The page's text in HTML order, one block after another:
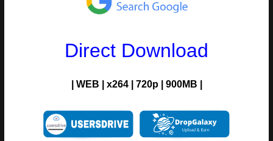
Direct Download
| WEB | x264 | 720p | 900MB |